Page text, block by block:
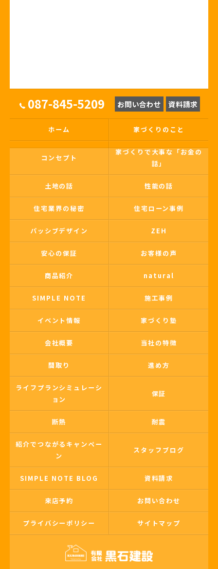
087-845-5209 お問い合わせ 資料請求
ホーム 家づくりのこと
コンセプト
家づくりで大事な「お金の
話」
土地の話 性能の話
住宅業界の秘密 住宅ローン事例
パッシブデザイン ZEH
安心の保証 お客様の声
商品紹介 natural
SIMPLE NOTE 施工事例
イベント情報 家づくり塾
会社概要 当社の特徴
間取り 進め方
ライフプランシミュレーシ
ョン
保証
断熱 耐震
紹介でつながるキャンペー
ン
スタッフブログ
SIMPLE NOTE BLOG 資料請求
来店予約 お問い合わせ
プライバシーポリシー サイトマップ